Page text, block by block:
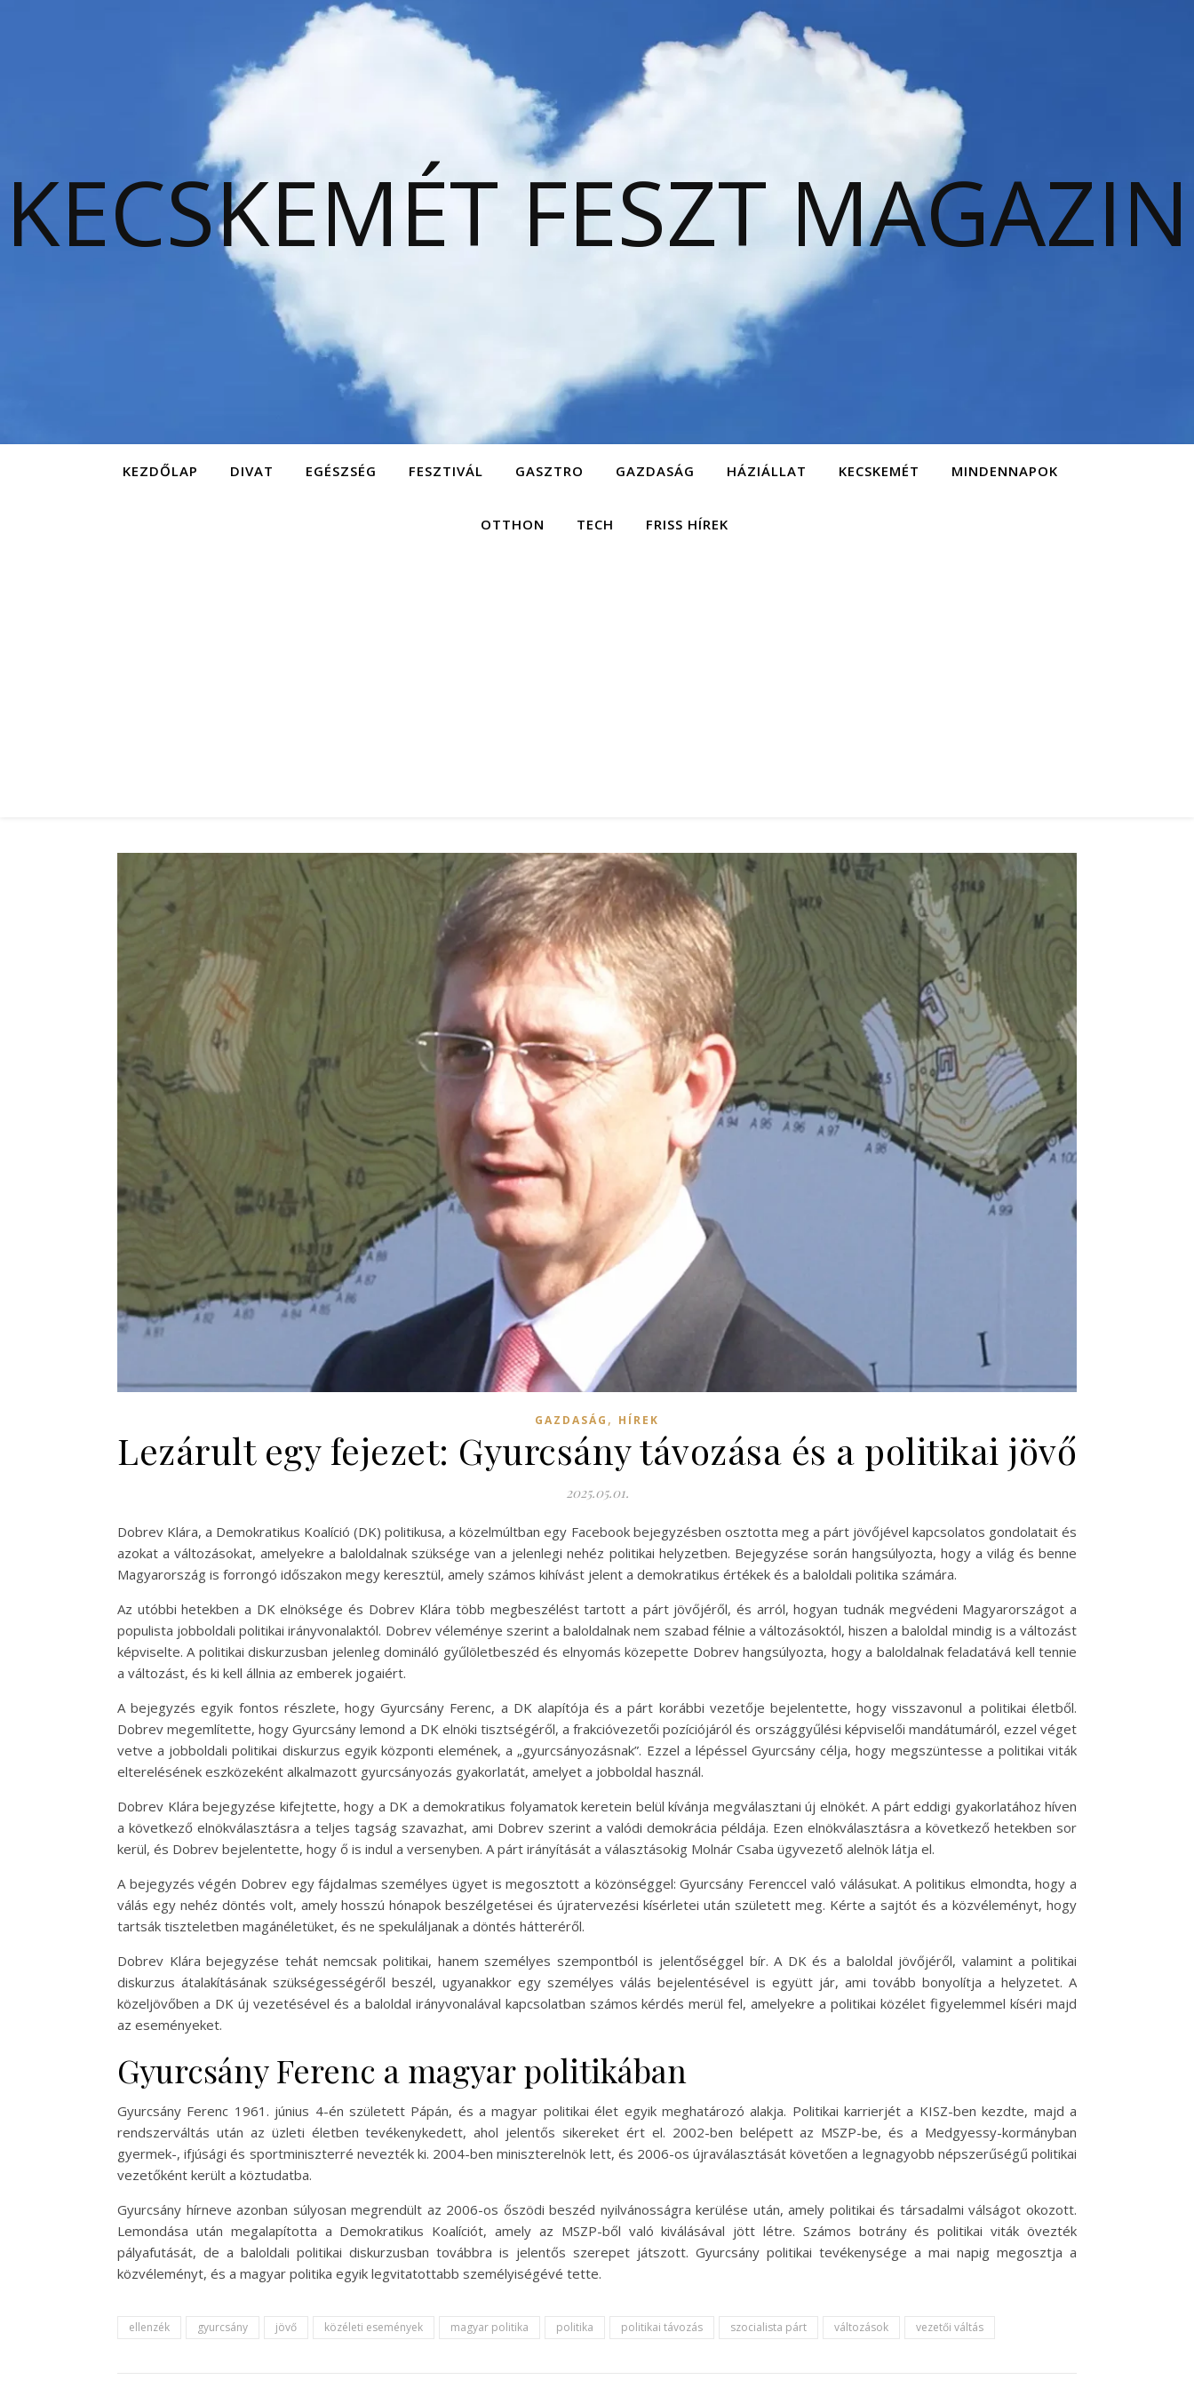
KECSKEMÉT FESZT MAGAZIN
KEZDŐLAP DIVAT EGÉSZSÉG FESZTIVÁL GASZTRO GAZDASÁG HÁZIÁLLAT KECSKEMÉT MINDENNAPOK
OTTHON TECH FRISS HÍREK
GAZDASÁG , HÍREK
Lezárult egy fejezet: Gyurcsány távozása és a politikai jövő
2025.05.01.
Dobrev Klára, a Demokratikus Koalíció (DK) politikusa, a közelmúltban egy Facebook bejegyzésben osztotta meg a párt jövőjével kapcsolatos gondolatait és
azokat a változásokat, amelyekre a baloldalnak szüksége van a jelenlegi nehéz politikai helyzetben. Bejegyzése során hangsúlyozta, hogy a világ és benne
Magyarország is forrongó időszakon megy keresztül, amely számos kihívást jelent a demokratikus értékek és a baloldali politika számára.
Az utóbbi hetekben a DK elnöksége és Dobrev Klára több megbeszélést tartott a párt jövőjéről, és arról, hogyan tudnák megvédeni Magyarországot a
populista jobboldali politikai irányvonalaktól. Dobrev véleménye szerint a baloldalnak nem szabad félnie a változásoktól, hiszen a baloldal mindig is a változást
képviselte. A politikai diskurzusban jelenleg domináló gyűlöletbeszéd és elnyomás közepette Dobrev hangsúlyozta, hogy a baloldalnak feladatává kell tennie
a változást, és ki kell állnia az emberek jogaiért.
A bejegyzés egyik fontos részlete, hogy Gyurcsány Ferenc, a DK alapítója és a párt korábbi vezetője bejelentette, hogy visszavonul a politikai életből.
Dobrev megemlítette, hogy Gyurcsány lemond a DK elnöki tisztségéről, a frakcióvezetői pozíciójáról és országgyűlési képviselői mandátumáról, ezzel véget
vetve a jobboldali politikai diskurzus egyik központi elemének, a „gyurcsányozásnak”. Ezzel a lépéssel Gyurcsány célja, hogy megszüntesse a politikai viták
elterelésének eszközeként alkalmazott gyurcsányozás gyakorlatát, amelyet a jobboldal használ.
Dobrev Klára bejegyzése kifejtette, hogy a DK a demokratikus folyamatok keretein belül kívánja megválasztani új elnökét. A párt eddigi gyakorlatához híven
a következő elnökválasztásra a teljes tagság szavazhat, ami Dobrev szerint a valódi demokrácia példája. Ezen elnökválasztásra a következő hetekben sor
kerül, és Dobrev bejelentette, hogy ő is indul a versenyben. A párt irányítását a választásokig Molnár Csaba ügyvezető alelnök látja el.
A bejegyzés végén Dobrev egy fájdalmas személyes ügyet is megosztott a közönséggel: Gyurcsány Ferenccel való válásukat. A politikus elmondta, hogy a
válás egy nehéz döntés volt, amely hosszú hónapok beszélgetései és újratervezési kísérletei után született meg. Kérte a sajtót és a közvéleményt, hogy
tartsák tiszteletben magánéletüket, és ne spekuláljanak a döntés hátteréről.
Dobrev Klára bejegyzése tehát nemcsak politikai, hanem személyes szempontból is jelentőséggel bír. A DK és a baloldal jövőjéről, valamint a politikai
diskurzus átalakításának szükségességéről beszél, ugyanakkor egy személyes válás bejelentésével is együtt jár, ami tovább bonyolítja a helyzetet. A
közeljövőben a DK új vezetésével és a baloldal irányvonalával kapcsolatban számos kérdés merül fel, amelyekre a politikai közélet figyelemmel kíséri majd
az eseményeket.
Gyurcsány Ferenc a magyar politikában
Gyurcsány Ferenc 1961. június 4-én született Pápán, és a magyar politikai élet egyik meghatározó alakja. Politikai karrierjét a KISZ-ben kezdte, majd a
rendszerváltás után az üzleti életben tevékenykedett, ahol jelentős sikereket ért el. 2002-ben belépett az MSZP-be, és a Medgyessy-kormányban
gyermek-, ifjúsági és sportminiszterré nevezték ki. 2004-ben miniszterelnök lett, és 2006-os újraválasztását követően a legnagyobb népszerűségű politikai
vezetőként került a köztudatba.
Gyurcsány hírneve azonban súlyosan megrendült az 2006-os őszödi beszéd nyilvánosságra kerülése után, amely politikai és társadalmi válságot okozott.
Lemondása után megalapította a Demokratikus Koalíciót, amely az MSZP-ből való kiválásával jött létre. Számos botrány és politikai viták övezték
pályafutását, de a baloldali politikai diskurzusban továbbra is jelentős szerepet játszott. Gyurcsány politikai tevékenysége a mai napig megosztja a
közvéleményt, és a magyar politika egyik legvitatottabb személyiségévé tette.
ellenzék gyurcsány jövő közéleti események magyar politika politika politikai távozás szocialista párt változások vezetői váltás